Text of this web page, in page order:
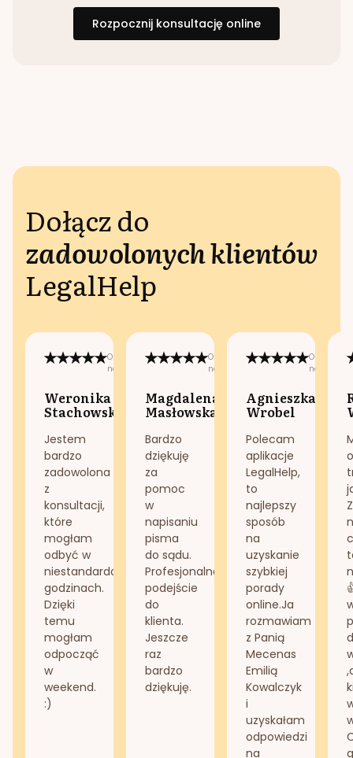
Rozpocznij konsultację online
Dołącz do
zadowolonych klientów
LegalHelp
Opublikowano
na:
Weronika
Stachowska
Jestem
bardzo
zadowolona
z
konsultacji,
które
mogłam
odbyć w
niestandardowych
godzinach.
Dzięki
temu
mogłam
odpocząć
w
weekend.
:)
Opublikowano
na:
Magdalena
Masłowska
Bardzo
dziękuję
za
pomoc
w
napisaniu
pisma
do sądu.
Profesjonalne
podejście
do
klienta.
Jeszcze
raz
bardzo
dziękuję.
na:
Agnieszka
Wrobel
Polecam
aplikacje
LegalHelp,
to
najlepszy
sposób
na
uzyskanie
szybkiej
porady
online.Ja
rozmawiam
z Panią
Mecenas
Emilią
Kowalczyk
i
uzyskałam
odpowiedzi
na